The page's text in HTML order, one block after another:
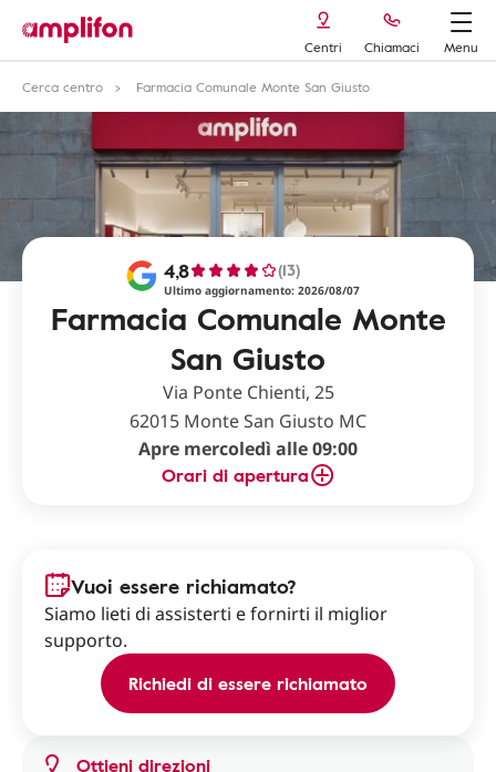
Centri Chiamaci
Menu
Cerca centro
Farmacia Comunale Monte San Giusto
Farmacia Comunale Monte
San Giusto
4,8 (13)
Ultimo aggiornamento: 2026/08/07
Via Ponte Chienti, 25
62015 Monte San Giusto MC
Apre mercoledì alle 09:00
Orari di apertura
Ottieni direzioni
Vuoi essere richiamato?
Siamo lieti di assisterti e fornirti il miglior
supporto.
Richiedi di essere richiamato